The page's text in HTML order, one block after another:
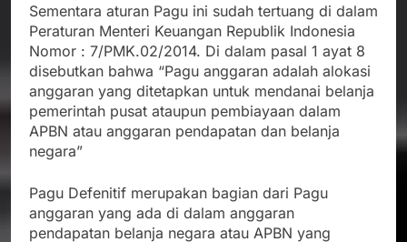
Sementara aturan Pagu ini sudah tertuang di dalam
Peraturan Menteri Keuangan Republik Indonesia
Nomor : 7/PMK.02/2014. Di dalam pasal 1 ayat 8
disebutkan bahwa “Pagu anggaran adalah alokasi
anggaran yang ditetapkan untuk mendanai belanja
pemerintah pusat ataupun pembiayaan dalam
APBN atau anggaran pendapatan dan belanja
negara”
Pagu Defenitif merupakan bagian dari Pagu
anggaran yang ada di dalam anggaran
pendapatan belanja negara atau APBN yang